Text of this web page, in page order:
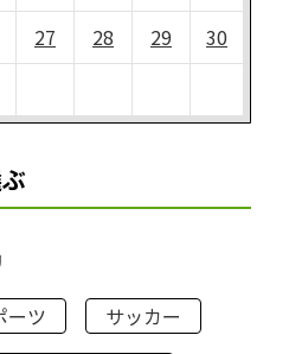
27 28 29
30
ーツ
サッカー